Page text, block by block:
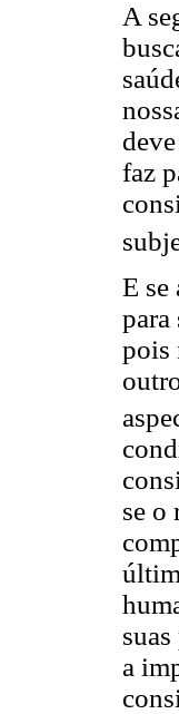
A
faz
E se
para
pois
se o
a